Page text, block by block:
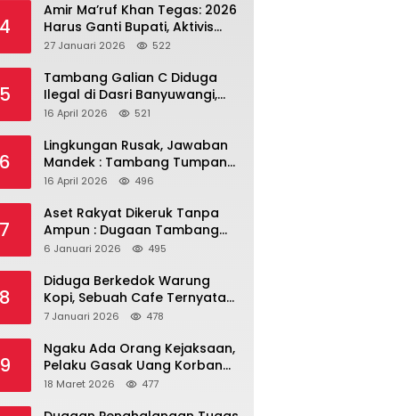
4
Amir Ma’ruf Khan Tegas: 2026
Harus Ganti Bupati, Aktivis
dan Warga Nilai
Jawab Masalah Rakyat.
27 Januari 2026 522
5
Tambang Galian C Diduga
Ilegal di Dasri Banyuwangi,
Kades Bungkam – Ada Apa
16 April 2026 521
6
Lingkungan Rusak, Jawaban
Mandek : Tambang Tumpang
Pitu dalam Sorotan Tajam
16 April 2026 496
7
Aset Rakyat Dikeruk Tanpa
Ampun : Dugaan Tambang
Ilegal di Tanah Desa Dasri
6 Januari 2026 495
8
Diduga Berkedok Warung
Kopi, Sebuah Cafe Ternyata
Miliki Room Karaoke, Izin
7 Januari 2026 478
9
Ngaku Ada Orang Kejaksaan,
Pelaku Gasak Uang Korban
Rp10 Juta Lewat Modus
18 Maret 2026 477